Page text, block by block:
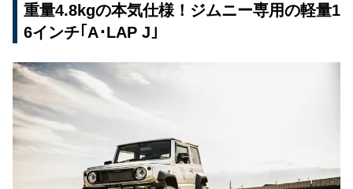
重量4.8kgの本気仕様！ジムニー専用の軽量1
6インチ｢A･LAP J｣